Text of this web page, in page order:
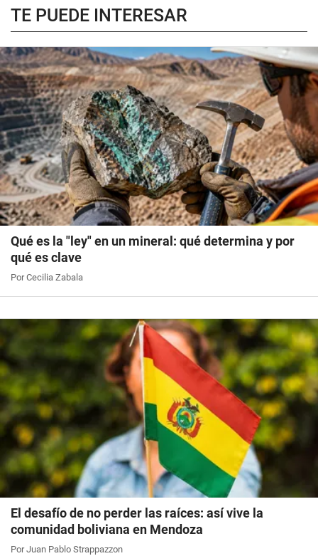
TE PUEDE INTERESAR
Qué es la "ley" en un mineral: qué determina y por
qué es clave
Por Cecilia Zabala
El desafío de no perder las raíces: así vive la
comunidad boliviana en Mendoza
Por Juan Pablo Strappazzon